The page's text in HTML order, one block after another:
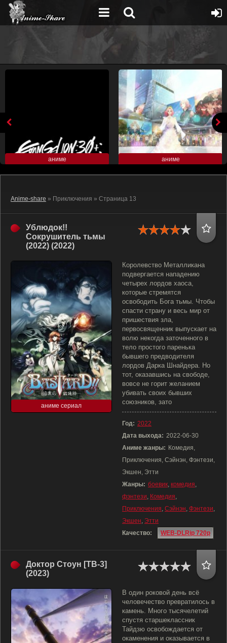
аниме аниме
Anime-share » Приключения » Страница 13
Ублюдок!!
Сокрушитель тьмы
(2022) (2022)
аниме сериал
Королевство Металликана
подвергается нападению
четырех лордов хаоса,
которые стремятся
освободить Бога тьмы. Чтобы
спасти страну и весь мир от
пришествия зла,
первосвященник выпускает на
волю некогда заточенного в
тело простого паренька
бывшего предводителя
лордов Дарка Шнайдера. Но
тот, оказавшись на свободе,
вовсе не горит желанием
убивать своих бывших
союзников, зато
Год: 2022
Дата выхода: 2022-06-30
Аниме жанры: Комедия,
Приключения, Сэйнэн, Фэнтези,
Экшен, Этти
Жанры: боевик, комедия,
фэнтези, Комедия,
Приключения, Сэйнэн, Фэнтези,
Экшен, Этти
Качество:
WEB-DLRip 720p
Доктор Стоун [ТВ-3]
(2023)
В один роковой день всё
человечество превратилось в
камень. Много тысячелетий
спустя старшеклассник
Тайдзю освобождается от
окаменения и оказывается в